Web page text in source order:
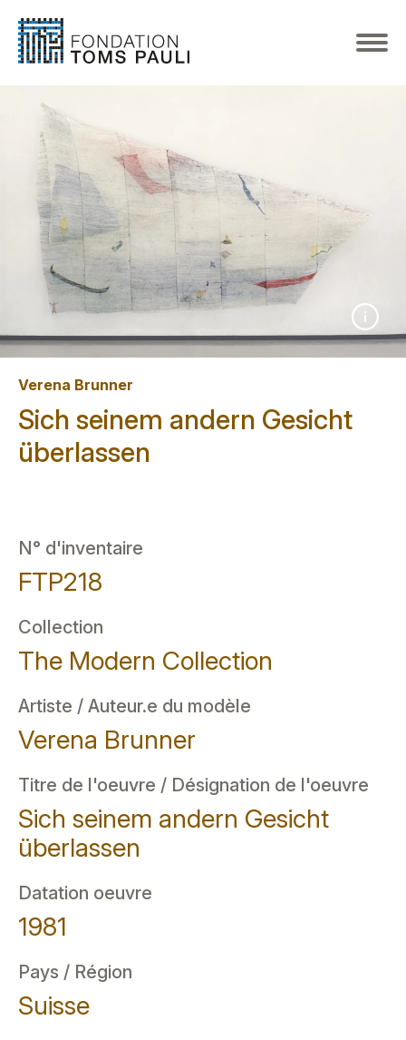
Verena Brunner
Sich seinem andern Gesicht
überlassen
N° d'inventaire
FTP218
Collection
The Modern Collection
Artiste / Auteur.e du modèle
Verena Brunner
Titre de l'oeuvre / Désignation de l'oeuvre
Sich seinem andern Gesicht
überlassen
Datation oeuvre
1981
Pays / Région
Suisse